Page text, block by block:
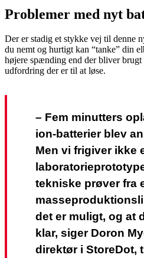
Problemer med nyt
Der er stadig et stykke vej til denne
du nemt og hurtigt kan “tanke” din
højere spænding end der bliver
udfordring der er til at løse.
– Fem minutters
ion-batterier blev
Men vi frigiver ikke
tekniske prøver fra
det er muligt, og at
klar, siger Doron
direktør i StoreDot,